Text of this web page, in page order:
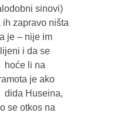
sinovi)
zapravo ništa
je – nije im
i da se
hoće li na
je ako
Huseina,
se otkos na